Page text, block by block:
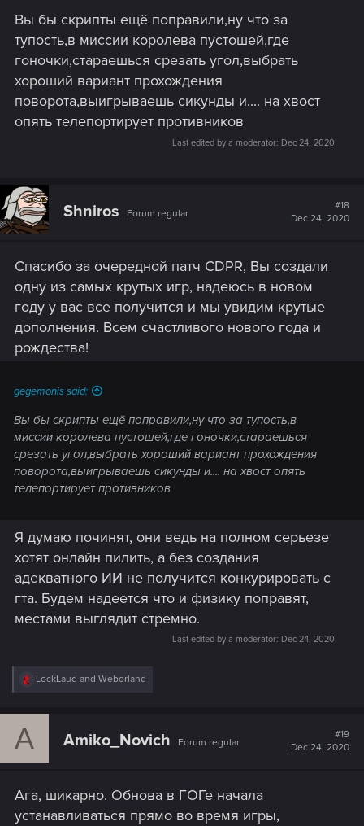
Вы бы скрипты ещё поправили,ну что за
тупость,в миссии королева пустошей,где
гоночки,стараешься срезать угол,выбрать
хороший вариант прохождения
поворота,выигрываешь сикунды и.... на хвост
опять телепортирует противников
Last edited by a moderator: Dec 24, 2020
Shniros Forum regular
#18
Dec 24, 2020
Спасибо за очередной патч CDPR, Вы создали
одну из самых крутых игр, надеюсь в новом
году у вас все получится и мы увидим крутые
дополнения. Всем счастливого нового года и
рождества!
gegemonis said:
Вы бы скрипты ещё поправили,ну что за тупость,в
миссии королева пустошей,где гоночки,стараешься
срезать угол,выбрать хороший вариант прохождения
поворота,выигрываешь сикунды и.... на хвост опять
телепортирует противников
Я думаю починят, они ведь на полном серьезе
хотят онлайн пилить, а без создания
адекватного ИИ не получится конкурировать с
гта. Будем надеется что и физику поправят,
местами выглядит стремно.
Last edited by a moderator: Dec 24, 2020
R
c
:
LockLaud and Weborland
A Amiko_Novich Forum regular
#19
Dec 24, 2020
Ага, шикарно. Обнова в ГОГе начала
устанавливаться прямо во время игры,